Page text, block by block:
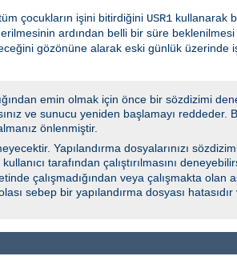
çocukların işini bitirdiğini USR1 kullanarak
ardından belli bir süre
gözönüne alarak eski günlük üzerinde
emin olmak için önce bir sözdizimi
ve sunucu yeniden başlamayı
önlenmiştir.
Yapılandırma dosyalarınızı
tarafından çalıştırılmasını
çalışmadığından veya çalışmakta olan
sebep bir yapılandırma dosyası